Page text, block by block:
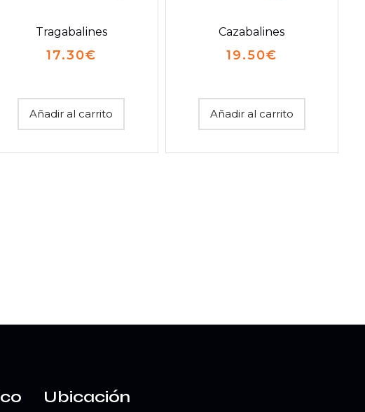
Tragabalines
17.30€
Añadir al carrito
Cazabalines
19.50€
Añadir al carrito
Ubicación